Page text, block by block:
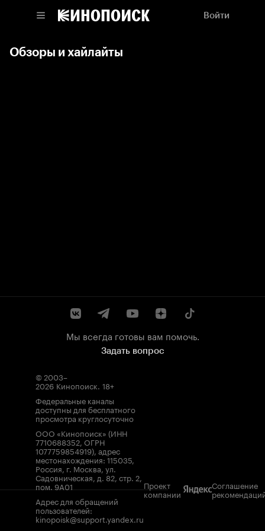
Войти
Обзоры и хайлайты
Мы всегда готовы вам помочь.
Задать вопрос
© 2003–
2026 Кинопоиск. 18+
Федеральные каналы
доступны для бесплатного
просмотра круглосуточно
ООО «Кинопоиск» (ИНН
7710688352, ОГРН
1077759854919), адрес
местонахождения: 115035,
Россия, г. Москва, ул.
Садовническая, д. 82, стр. 2,
пом. 9А01
Адрес для обращений
пользователей:
kinopoisk@support.yandex.ru
Проект
компании
Соглашение